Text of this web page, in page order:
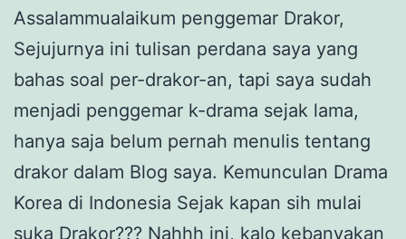
Assalammualaikum penggemar Drakor,
Sejujurnya ini tulisan perdana saya yang
bahas soal per-drakor-an, tapi saya sudah
menjadi penggemar k-drama sejak lama,
hanya saja belum pernah menulis tentang
drakor dalam Blog saya. Kemunculan Drama
Korea di Indonesia Sejak kapan sih mulai
suka Drakor??? Nahhh ini, kalo kebanyakan